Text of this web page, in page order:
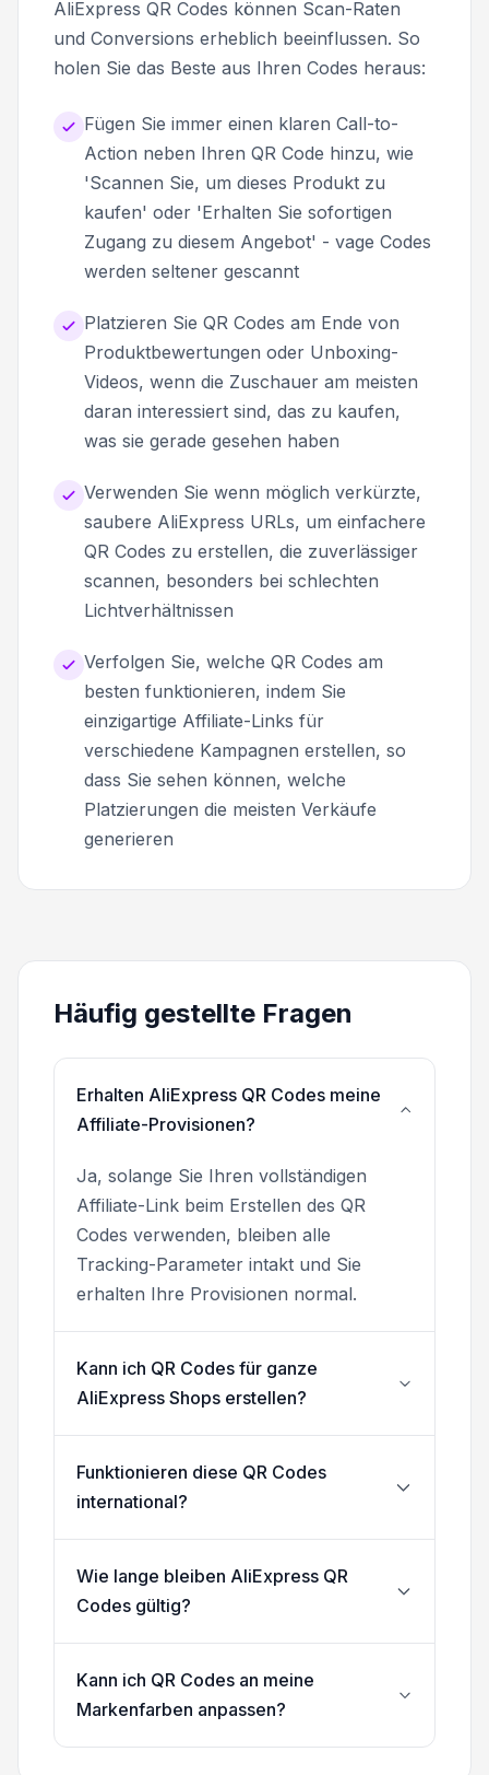
AliExpress QR Codes können Scan-Raten
und Conversions erheblich beeinflussen. So
holen Sie das Beste aus Ihren Codes heraus:
Fügen Sie immer einen klaren Call-to-
Action neben Ihren QR Code hinzu, wie
'Scannen Sie, um dieses Produkt zu
kaufen' oder 'Erhalten Sie sofortigen
Zugang zu diesem Angebot' - vage Codes
werden seltener gescannt
Platzieren Sie QR Codes am Ende von
Produktbewertungen oder Unboxing-
Videos, wenn die Zuschauer am meisten
daran interessiert sind, das zu kaufen,
was sie gerade gesehen haben
Verwenden Sie wenn möglich verkürzte,
saubere AliExpress URLs, um einfachere
QR Codes zu erstellen, die zuverlässiger
scannen, besonders bei schlechten
Lichtverhältnissen
Verfolgen Sie, welche QR Codes am
besten funktionieren, indem Sie
einzigartige Affiliate-Links für
verschiedene Kampagnen erstellen, so
dass Sie sehen können, welche
Platzierungen die meisten Verkäufe
generieren
Häufig gestellte Fragen
Erhalten AliExpress QR Codes meine
Affiliate-Provisionen?
Ja, solange Sie Ihren vollständigen
Affiliate-Link beim Erstellen des QR
Codes verwenden, bleiben alle
Tracking-Parameter intakt und Sie
erhalten Ihre Provisionen normal.
Kann ich QR Codes für ganze
AliExpress Shops erstellen?
Funktionieren diese QR Codes
international?
Wie lange bleiben AliExpress QR
Codes gültig?
Kann ich QR Codes an meine
Markenfarben anpassen?